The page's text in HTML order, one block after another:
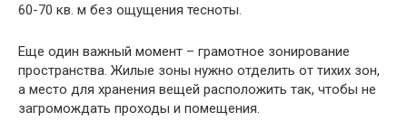
60-70 кв. м без ощущения тесноты.
Еще один важный момент – грамотное зонирование
пространства. Жилые зоны нужно отделить от тихих зон,
а место для хранения вещей расположить так, чтобы не
загромождать проходы и помещения.